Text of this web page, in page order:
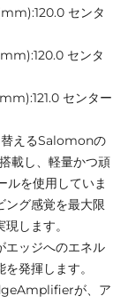
センタ
センタ
センター
替えるSalomonの
載し、軽量かつ頑
ルを使用していま
ング感覚を最大限
します。
ッジへのエネル
発揮します。
が、ア